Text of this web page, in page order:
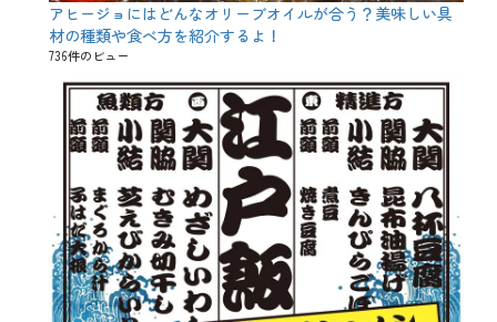
アヒージョにはどんなオリーブオイルが合う？美味しい具
材の種類や食べ方を紹介するよ！
736件のビュー